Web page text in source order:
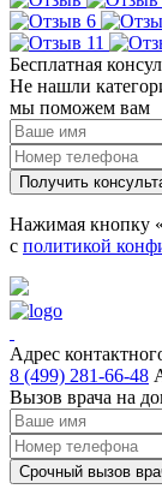
Бесплатная
Не нашли
мы поможем вам
Получить
Нажимая кнопку
с политикой
Адрес
8 (499) 281-66-48
Вызов врача на
Срочный вызов